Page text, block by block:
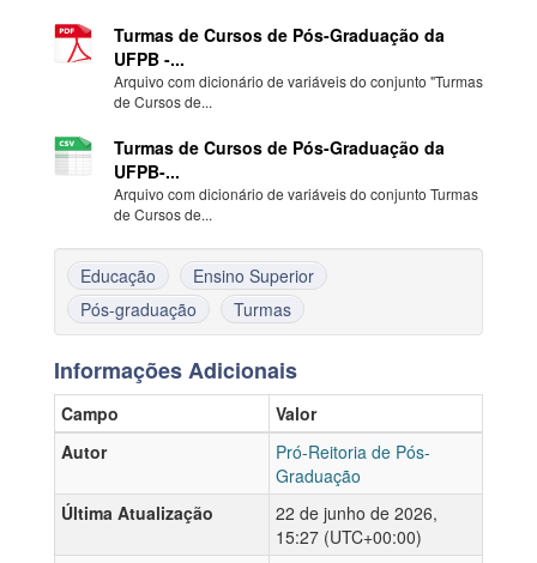
Turmas de Cursos de Pós-Graduação da
UFPB -...
Arquivo com dicionário de variáveis do conjunto "Turmas
de Cursos de...
Turmas de Cursos de Pós-Graduação da
UFPB-...
Arquivo com dicionário de variáveis do conjunto Turmas
de Cursos de...
Educação
Ensino Superior
Pós-graduação
Turmas
Informações Adicionais
Campo
Valor
Autor
Pró-Reitoria de Pós-
Graduação
Última Atualização
22 de junho de 2026,
15:27 (UTC+00:00)